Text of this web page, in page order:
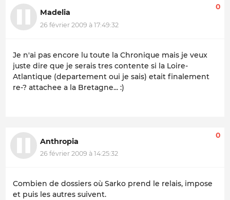
Madelia
26 février 2009 à 17:49:32
0
Je n'ai pas encore lu toute la Chronique mais je veux
juste dire que je serais tres contente si la Loire-
Atlantique (departement oui je sais) etait finalement
re-? attachee a la Bretagne... :)
Anthropia
26 février 2009 à 14:25:32
0
Combien de dossiers où Sarko prend le relais, impose
et puis les autres suivent.